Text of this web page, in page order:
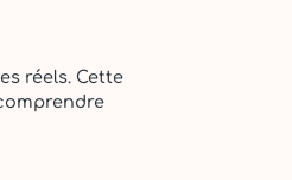
réels. Cette